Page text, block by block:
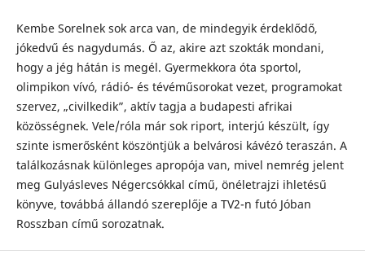
Kembe Sorelnek sok arca van, de mindegyik érdeklődő,
jókedvű és nagydumás. Ő az, akire azt szokták mondani,
hogy a jég hátán is megél. Gyermekkora óta sportol,
olimpikon vívó, rádió- és tévéműsorokat vezet, programokat
szervez, „civilkedik”, aktív tagja a budapesti afrikai
közösségnek. Vele/róla már sok riport, interjú készült, így
szinte ismerősként köszöntjük a belvárosi kávézó teraszán. A
találkozásnak különleges apropója van, mivel nemrég jelent
meg Gulyásleves Négercsókkal című, önéletrajzi ihletésű
könyve, továbbá állandó szereplője a TV2-n futó Jóban
Rosszban című sorozatnak.